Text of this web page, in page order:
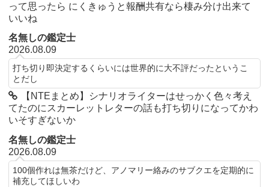
って思ったら にくきゅうと報酬共有なら棲み分け出来て
いいね
名無しの鑑定士
2026.08.09
打ち切り即決定するくらいには世界的に大不評だったというこ
とだし
【NTEまとめ】シナリオライターはせっかく色々考え
てたのにスカーレットレターの話も打ち切りになってかわ
いそすぎないか
名無しの鑑定士
2026.08.09
100個作れは無茶だけど、アノマリー絡みのサブクエを定期的に
補充してほしいわ